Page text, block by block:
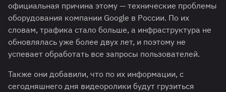
официальная причина этому — технические проблемы
оборудования компании Google в России. По их
словам, трафика стало больше, а инфраструктура не
обновлялась уже более двух лет, и поэтому не
успевает обработать все запросы пользователей.
Также они добавили, что по их информации, с
сегодняшнего дня видеоролики будут грузиться